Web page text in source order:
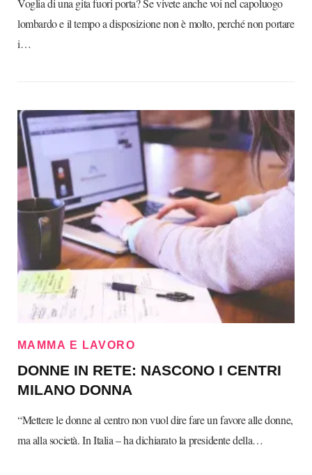
Voglia di una gita fuori porta? Se vivete anche voi nel capoluogo
lombardo e il tempo a disposizione non è molto, perché non portare
i…
MAMMA E LAVORO
DONNE IN RETE: NASCONO I CENTRI
MILANO DONNA
“Mettere le donne al centro non vuol dire fare un favore alle donne,
ma alla società. In Italia – ha dichiarato la presidente della…